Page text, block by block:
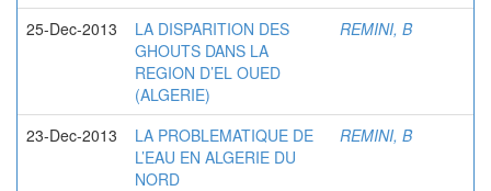
25-Dec-2013
LA DISPARITION DES
GHOUTS DANS LA
REGION D’EL OUED
(ALGERIE)
REMINI, B
23-Dec-2013
LA PROBLEMATIQUE DE
L’EAU EN ALGERIE DU
NORD
REMINI, B